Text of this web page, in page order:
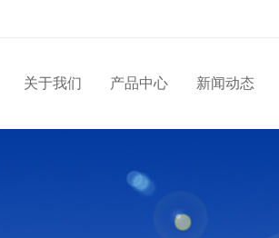
关于我们 产品中心 新闻动态